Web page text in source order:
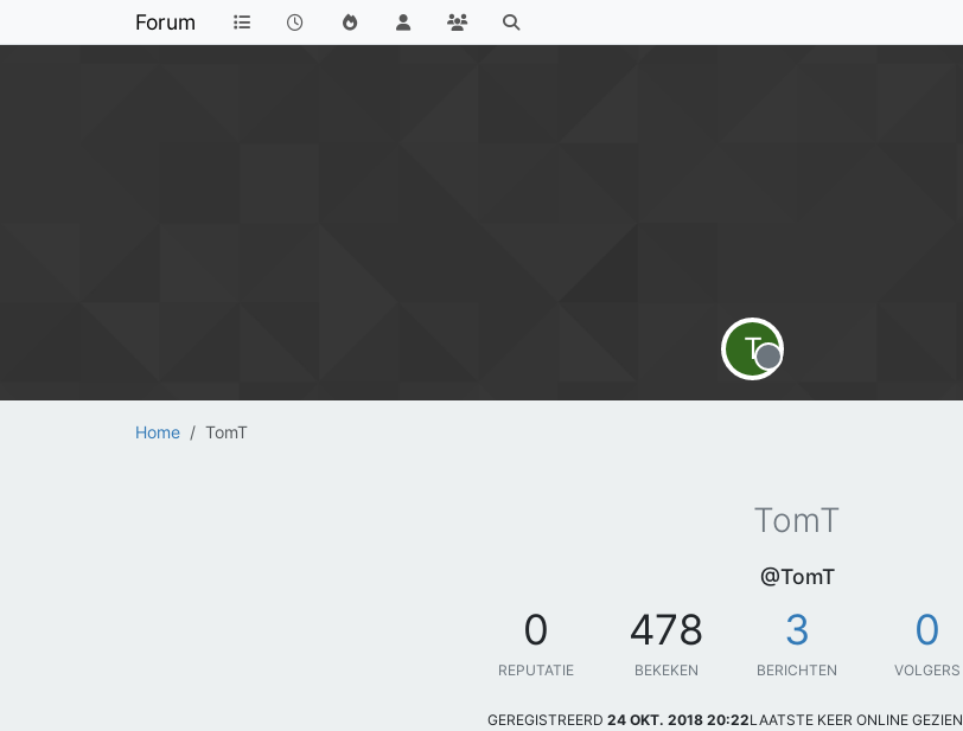
Forum
Home TomT
T
Offline
TomT
@TomT
0
REPUTATIE
478
BEKEKEN
3
BERICHTEN
0
VOLGERS
GEREGISTREERD 24 OKT. 2018 20:22LAATSTE KEER ONLINE GEZIEN